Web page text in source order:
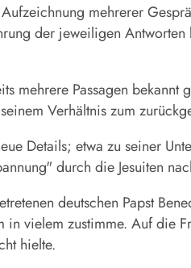
mehrerer
der jeweiligen
mehrere Passagen
Verhältnis zum
Details; etwa zu seiner
durch die Jesuiten
deutschen Papst
in vielem zustimme. Auf
hielte.